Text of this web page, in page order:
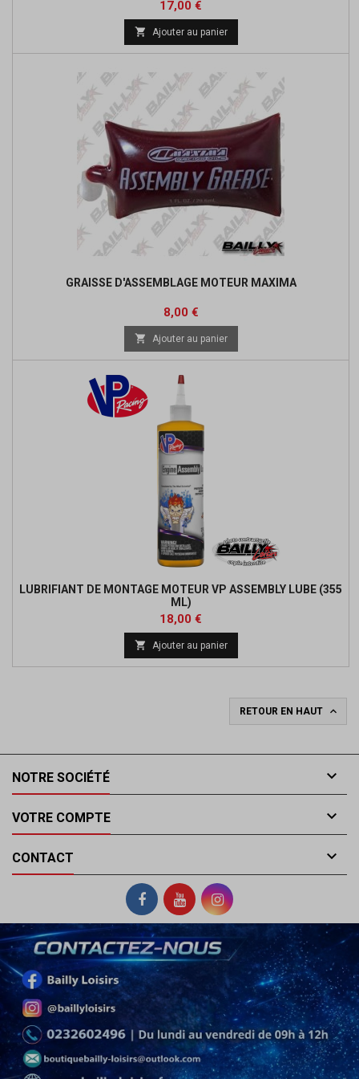
Prix
17,00 €
 Ajouter au panier
GRAISSE D'ASSEMBLAGE MOTEUR MAXIMA
Prix
8,00 €
 Ajouter au panier
LUBRIFIANT DE MONTAGE MOTEUR VP ASSEMBLY LUBE (355
ML)
Prix
18,00 €
 Ajouter au panier
RETOUR EN HAUT 
NOTRE SOCIÉTÉ 
VOTRE COMPTE 
CONTACT 